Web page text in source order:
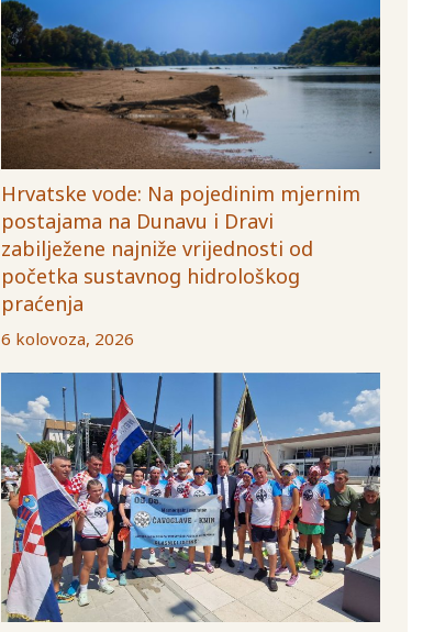
Hrvatske vode: Na pojedinim mjernim
postajama na Dunavu i Dravi
zabilježene najniže vrijednosti od
početka sustavnog hidrološkog
praćenja
6 kolovoza, 2026